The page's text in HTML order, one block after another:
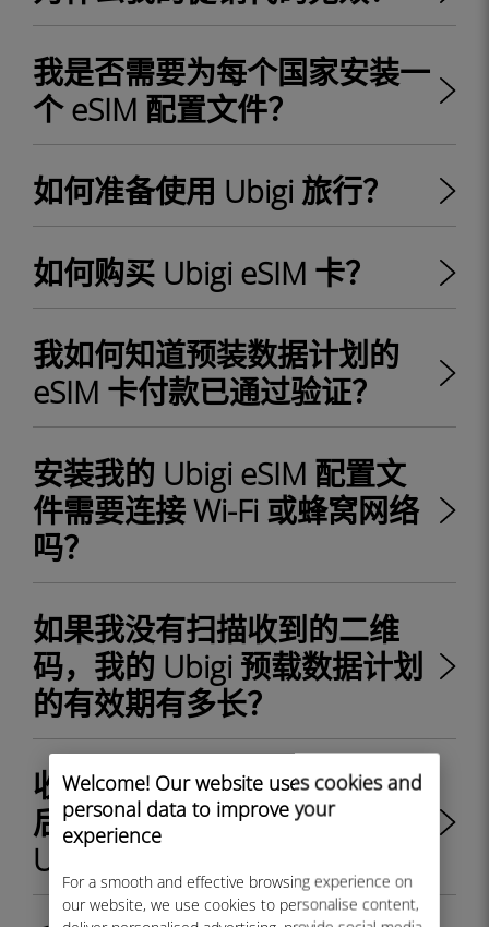
Welcome! Our website uses cookies and
personal data to improve your
experience
For a smooth and effective browsing experience on
our website, we use cookies to personalise content,
我是否需要为每个国家安装一
个 eSIM 配置文件？
如何准备使用 Ubigi 旅行？
如何购买 Ubigi eSIM 卡？
我如何知道预装数据计划的
eSIM 卡付款已通过验证？
安装我的 Ubigi eSIM 配置文
件需要连接 Wi-Fi 或蜂窝网络
吗？
如果我没有扫描收到的二维
码，我的 Ubigi 预载数据计划
的有效期有多长？
收到带有二维码的电子邮件
后，如何在我的设备上安装
Ubigi eSIM 配置文件？